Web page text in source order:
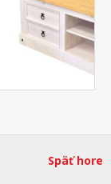
Späť hore